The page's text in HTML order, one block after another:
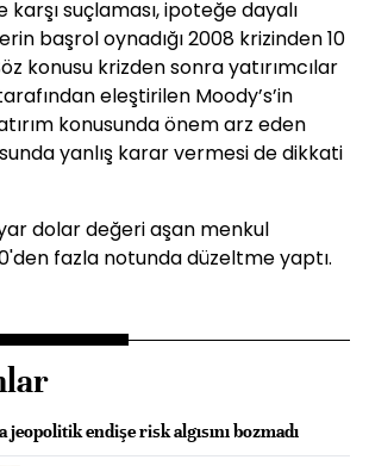
karşı suçlaması, ipoteğe dayalı
başrol oynadığı 2008 krizinden 10
konusu krizden sonra yatırımcılar
eleştirilen Moody’s’in
konusunda önem arz eden
yanlış karar vermesi de dikkati
dolar değeri aşan menkul
fazla notunda düzeltme yaptı.
endişe risk algısını bozmadı